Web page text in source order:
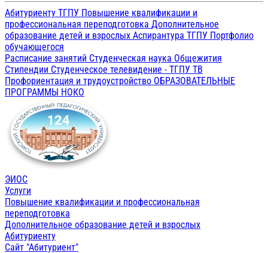
Абитуриенту ТГПУ Повышение квалификации и
профессиональная переподготовка Дополнительное
образование детей и взрослых Аспирантура ТГПУ Портфолио
обучающегося
Расписание занятий Студенческая наука Общежития
Стипендии Студенческое телевидение - ТГПУ ТВ
Профориентация и трудоустройство ОБРАЗОВАТЕЛЬНЫЕ
ПРОГРАММЫ НОКО
ЭИОС
Услуги
Повышение квалификации и профессиональная
переподготовка
Дополнительное образование детей и взрослых
Абитуриенту
Сайт "Абитуриент"